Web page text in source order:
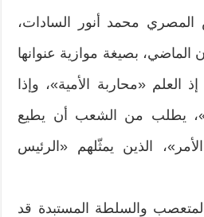
المصري محمد أنور السادات،
الماضي، بصيغة موازية عنوانها
العلم «محاربة الأمية»، وإذا
يطلب من الشعب أن يطيع
الذين يمثّلهم «الرئيس
والسلطة المستبدة قد